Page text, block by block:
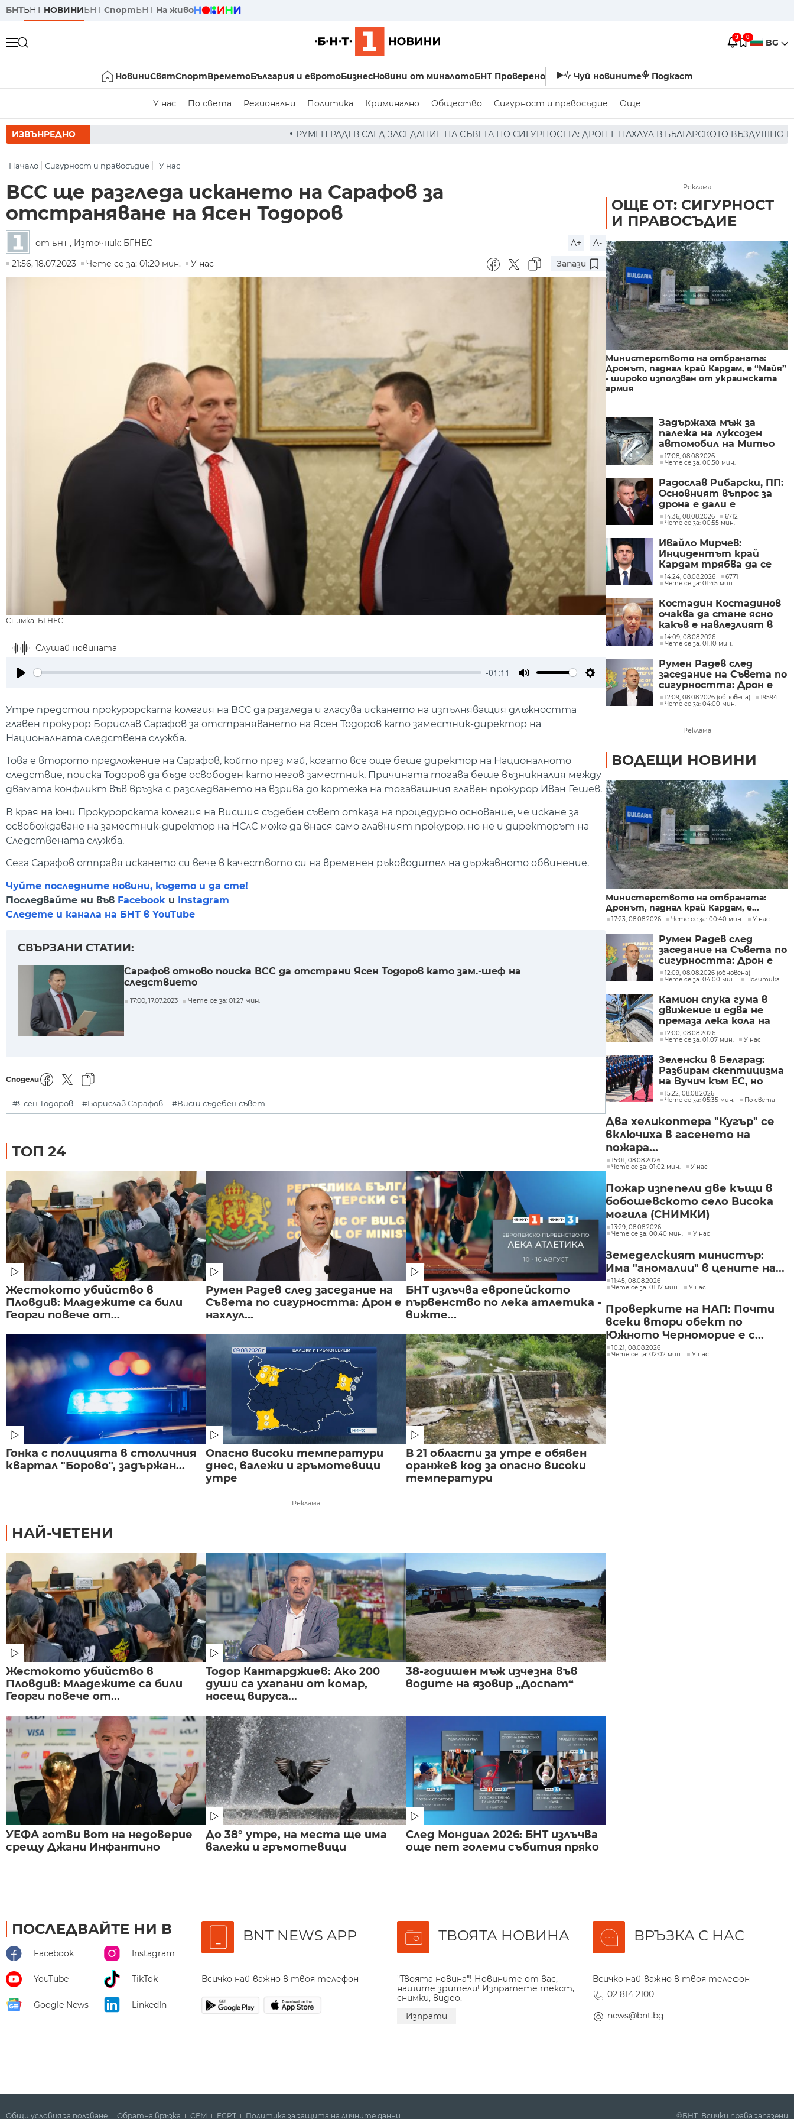
БНТБНТ НОВИНИБНТ СпортБНТ На живо
3 0 BG
НовиниСвятСпортВреметоБългария и евротоБизнесНовини от миналотоБНТ Проверено Чуй новините Подкаст
У нас По света Регионални Политика Криминално Общество Сигурност и правосъдие Още
ИЗВЪНРЕДНО РУМЕН РАДЕВ СЛЕД ЗАСЕДАНИЕ НА СЪВЕТА ПО СИГУРНОСТТА: ДРОН Е НАХЛУЛ В БЪЛГАРСКОТО ВЪЗДУШНО ПРОСТРАНСТВО * * *
Начало Сигурност и правосъдие У нас
ВСС ще разгледа искането на Сарафов за
отстраняване на Ясен Тодоров
от БНТ , Източник: БГНЕС A+
A-
21:56, 18.07.2023
Чете се за: 01:20 мин. У нас Запази
Снимка: БГНЕС
Слушай новината
-01:11
Settings
Утре предстои прокурорската колегия на ВСС да разгледа и гласува искането на изпълняващия длъжността
главен прокурор Борислав Сарафов за отстраняването на Ясен Тодоров като заместник-директор на
Националната следствена служба.
Това е второто предложение на Сарафов, който през май, когато все още беше директор на Националното
следствие, поиска Тодоров да бъде освободен като негов заместник. Причината тогава беше възникналия между
двамата конфликт във връзка с разследването на взрива до кортежа на тогавашния главен прокурор Иван Гешев.
В края на юни Прокурорската колегия на Висшия съдебен съвет отказа на процедурно основание, че искане за
освобождаване на заместник-директор на НСлС може да внася само главният прокурор, но не и директорът на
Следствената служба.
Сега Сарафов отправя искането си вече в качеството си на временен ръководител на държавното обвинение.
Чуйте последните новини, където и да сте!
Последвайте ни във Facebook и Instagram
Следете и канала на БНТ в YouTube
СВЪРЗАНИ СТАТИИ:
Сарафов отново поиска ВСС да отстрани Ясен Тодоров като зам.-шеф на
следствието
17:00, 17.07.2023 Чете се за: 01:27 мин.
Сподели
#Ясен Тодоров #Борислав Сарафов #Висш съдебен съвет
ТОП 24
Жестокото убийство в
Пловдив: Младежите са били
Георги повече от...
Румен Радев след заседание на
Съвета по сигурността: Дрон е
нахлул...
БНТ излъчва европейското
първенство по лека атлетика -
вижте...
Гонка с полицията в столичния
квартал "Борово", задържан...
Опасно високи температури
днес, валежи и гръмотевици
утре
В 21 области за утре е обявен
оранжев код за опасно високи
температури
Реклама
НАЙ-ЧЕТЕНИ
Жестокото убийство в
Пловдив: Младежите са били
Георги повече от...
Тодор Кантарджиев: Ако 200
души са ухапани от комар,
носещ вируса...
38-годишен мъж изчезна във
водите на язовир „Доспат“
УЕФА готви вот на недоверие
срещу Джани Инфантино
До 38° утре, на места ще има
валежи и гръмотевици
След Мондиал 2026: БНТ излъчва
още пет големи събития пряко
Реклама
ОЩЕ ОТ: СИГУРНОСТ
И ПРАВОСЪДИЕ
Министерството на отбраната:
Дронът, паднал край Кардам, е “Майя”
- широко използван от украинската
армия
Задържаха мъж за
палежа на луксозен
автомобил на Митьо
Очите в Слънчев бряг
17:08, 08.08.2026
Чете се за: 00:50 мин.
Радослав Рибарски, ПП:
Основният въпрос за
дрона е дали е
случайност, или опит
за удар по критична
инфраструктура
14:36, 08.08.2026
6712
Чете се за: 00:55 мин.
Ивайло Мирчев:
Инцидентът край
Кардам трябва да се
разследва като
потенциален
14:24, 08.08.2026
6771
Чете се за: 01:45 мин.
Костадин Костадинов
очаква да стане ясно
какъв е навлезлият в
българското въздушно
пространство дрон
14:09, 08.08.2026
Чете се за: 01:10 мин.
Румен Радев след
заседание на Съвета по
сигурността: Дрон е
нахлул в българското
въздушно
12:09, 08.08.2026 (обновена)
19594
Чете се за: 04:00 мин.
Реклама
ВОДЕЩИ НОВИНИ
Министерството на отбраната:
Дронът, паднал край Кардам, е...
17:23, 08.08.2026 Чете се за: 00:40 мин. У нас
Румен Радев след
заседание на Съвета по
сигурността: Дрон е
нахлул в българското
въздушно
12:09, 08.08.2026 (обновена)
Чете се за: 04:00 мин.
Политика
Камион спука гума в
движение и едва не
премаза лека кола на
Подбалканския път
(СНИМКИ)
12:00, 08.08.2026
Чете се за: 01:07 мин.
У нас
Зеленски в Белград:
Разбирам скептицизма
на Вучич към ЕС, но
Украйна е във война и
няма време за
15:22, 08.08.2026
Чете се за: 05:35 мин.
По света
Два хеликоптера "Кугър" се
включиха в гасенето на
пожара...
15:01, 08.08.2026
Чете се за: 01:02 мин.
У нас
Пожар изпепели две къщи в
бобошевското село Висока
могила (СНИМКИ)
13:29, 08.08.2026
Чете се за: 00:40 мин.
У нас
Земеделският министър:
Има "аномалии" в цените на...
11:45, 08.08.2026
Чете се за: 01:17 мин.
У нас
Проверките на НАП: Почти
всеки втори обект по
Южното Черноморие е с...
10:21, 08.08.2026
Чете се за: 02:02 мин.
У нас
ПОСЛЕДВАЙТЕ НИ В
Facebook Instagram
YouTube TikTok
Google News LinkedIn
BNT NEWS APP
Всичко най-важно в твоя телефон
ТВОЯТА НОВИНА
"Твоята новина"! Новините от вас,
нашите зрители! Изпратете текст,
снимки, видео.
Изпрати
ВРЪЗКА С НАС
Всичко най-важно в твоя телефон
02 814 2100
news@bnt.bg
Общи условия за ползване Обратна връзка СЕМ ECPT Политика за защита на личните данни ©БНТ. Всички права запазени